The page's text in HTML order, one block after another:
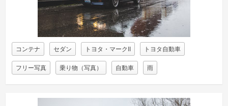
コンテナ セダン トヨタ・マークII トヨタ自動車
フリー写真 乗り物（写真） 自動車 雨